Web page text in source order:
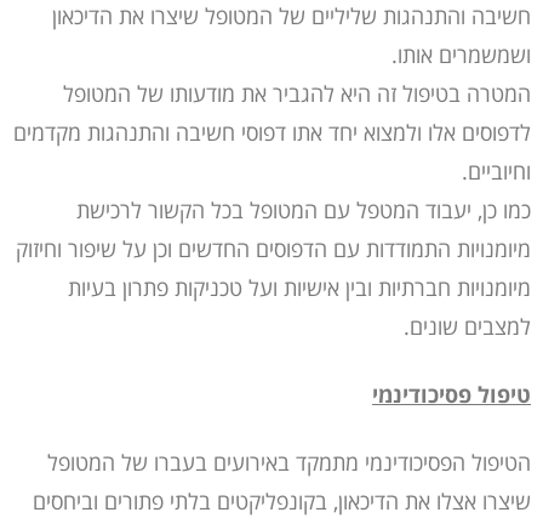
חשיבה והתנהגות שליליים של המטופל שיצרו את הדיכאון
ושמשמרים אותו.
המטרה בטיפול זה היא להגביר את מודעותו של המטופל
לדפוסים אלו ולמצוא יחד אתו דפוסי חשיבה והתנהגות מקדמים
וחיוביים.
כמו כן, יעבוד המטפל עם המטופל בכל הקשור לרכישת
מיומנויות התמודדות עם הדפוסים החדשים וכן על שיפור וחיזוק
מיומנויות חברתיות ובין אישיות ועל טכניקות פתרון בעיות
למצבים שונים.
טיפול פסיכודינמי
הטיפול הפסיכודינמי מתמקד באירועים בעברו של המטופל
שיצרו אצלו את הדיכאון, בקונפליקטים בלתי פתורים וביחסים